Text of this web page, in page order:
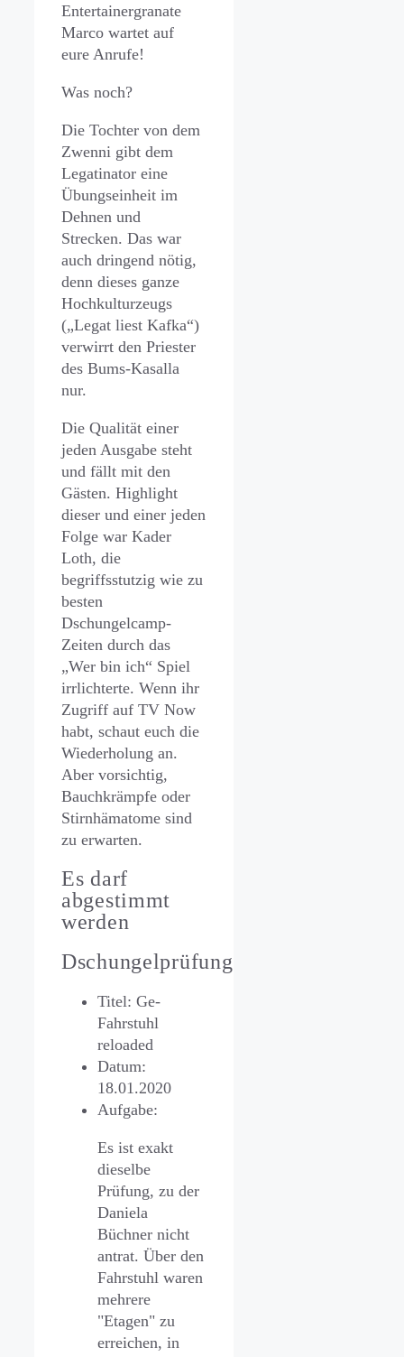
Entertainergranate
Marco wartet auf
eure Anrufe!
Was noch?
Die Tochter von dem
Zwenni gibt dem
Legatinator eine
Übungseinheit im
Dehnen und
Strecken. Das war
auch dringend nötig,
denn dieses ganze
Hochkulturzeugs
(„Legat liest Kafka“)
verwirrt den Priester
des Bums-Kasalla
nur.
Die Qualität einer
jeden Ausgabe steht
und fällt mit den
Gästen. Highlight
dieser und einer jeden
Folge war Kader
Loth, die
begriffsstutzig wie zu
besten
Dschungelcamp-
Zeiten durch das
„Wer bin ich“ Spiel
irrlichterte. Wenn ihr
Zugriff auf TV Now
habt, schaut euch die
Wiederholung an.
Aber vorsichtig,
Bauchkrämpfe oder
Stirnhämatome sind
zu erwarten.
Es darf
abgestimmt
werden
Dschungelprüfung
Titel: Ge-
Fahrstuhl
reloaded
Datum:
18.01.2020
Aufgabe:
Es ist exakt
dieselbe
Prüfung, zu der
Daniela
Büchner nicht
antrat. Über den
Fahrstuhl waren
mehrere
"Etagen" zu
erreichen, in